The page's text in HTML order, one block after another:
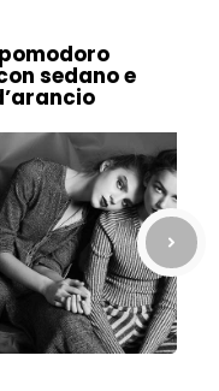
sedano e